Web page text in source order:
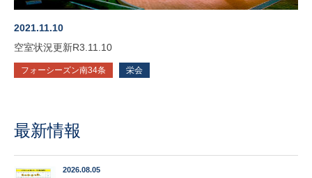
2021.11.10
空室状況更新R3.11.10
フォーシーズン南34条 栄会
最新情報
2026.08.05